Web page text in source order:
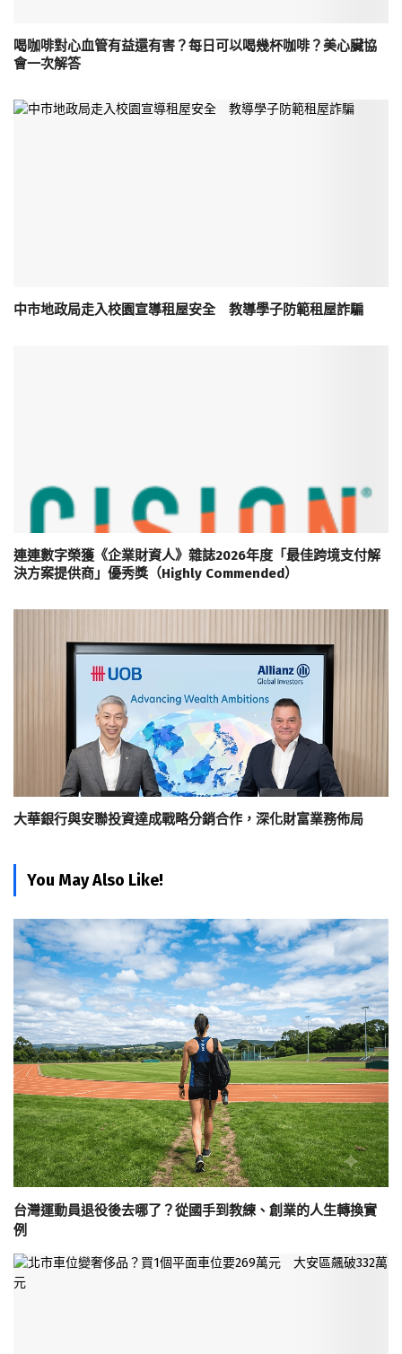
喝咖啡對心血管有益還有害？每日可以喝幾杯咖啡？美心臟協
會一次解答
中市地政局走入校園宣導租屋安全 教導學子防範租屋詐騙
連連數字榮獲《企業財資人》雜誌2026年度「最佳跨境支付解
決方案提供商」優秀獎（Highly Commended）
大華銀行與安聯投資達成戰略分銷合作，深化財富業務佈局
You May Also Like!
台灣運動員退役後去哪了？從國手到教練、創業的人生轉換實
例